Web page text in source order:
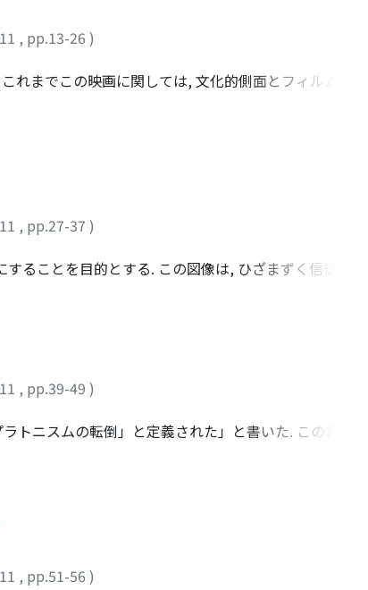
, pp.13-26 )
までこの映画に関しては, 文化的側面とフィルム・テ
が, 本論では, これまで論じられてこなかった, イディ
より織り成されたテクスチャーであることを示すこと
ウルマー, イディッシュ期のウルマーについて見る(I).
る(II). 引き続き, この映画の最後のシーンに着目する
, pp.27-37 )
ることを目的とする. この図像は, ひざまずく信徒たち
イタリア, フランス, ドイツ, ネーデルラントなどで広ま
するとみなされた背景に, マリアが神やキリストへ人
以降に制作された作品のなかでも, マントの外側でペ
済が選択的に表されている点に着目した. ペスト流行期
ているのである.
, pp.39-49 )
トニスムの転倒」と定義された」と書いた. この言葉は
宣言に等しい. そこでドゥルーズが目指したのは, プラ
という主題を, シミュラクルから解放することで, より
イデアという超越的な基準により, この世界に善悪を作
ら内在的な体制への移行であり, そこでは, 道徳とは異
行は, あいだの問題, 共同体の問題を通じて, 自然との新
, pp.51-56 )